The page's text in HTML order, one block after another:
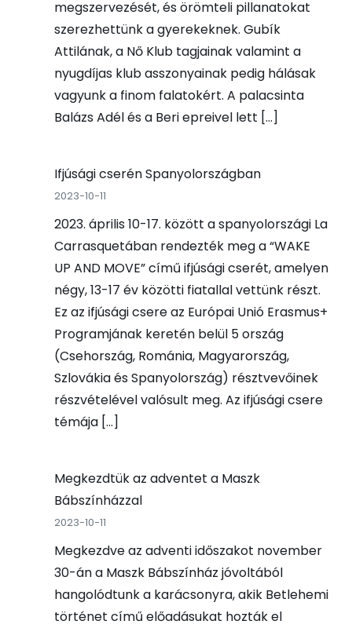
megszervezését, és örömteli pillanatokat
szerezhettünk a gyerekeknek. Gubík
Attilának, a Nő Klub tagjainak valamint a
nyugdíjas klub asszonyainak pedig hálásak
vagyunk a finom falatokért. A palacsinta
Balázs Adél és a Beri epreivel lett […]
Ifjúsági cserén Spanyolországban
2023-10-11
2023. április 10-17. között a spanyolországi La
Carrasquetában rendezték meg a “WAKE
UP AND MOVE” című ifjúsági cserét, amelyen
négy, 13-17 év közötti fiatallal vettünk részt.
Ez az ifjúsági csere az Európai Unió Erasmus+
Programjának keretén belül 5 ország
(Csehország, Románia, Magyarország,
Szlovákia és Spanyolország) résztvevőinek
részvételével valósult meg. Az ifjúsági csere
témája […]
Megkezdtük az adventet a Maszk
Bábszínházzal
2023-10-11
Megkezdve az adventi időszakot november
30-án a Maszk Bábszínház jóvoltából
hangolódtunk a karácsonyra, akik Betlehemi
történet című előadásukat hozták el